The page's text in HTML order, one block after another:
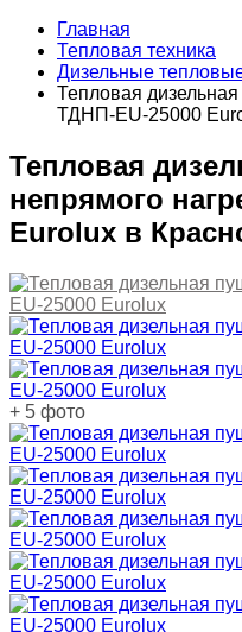
Главная
Тепловая техника
Дизельные
Тепловая
ТДНП-EU-25000
Тепловая
непрямого
Eurolux в
+ 5 фото